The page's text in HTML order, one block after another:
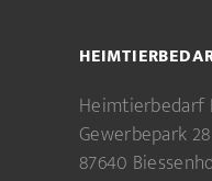
Heimtierbedarf
Gewerbepark 28
87640